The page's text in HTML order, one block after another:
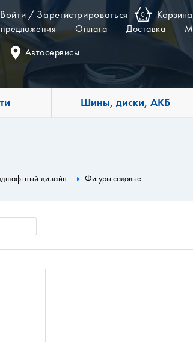
Войти / Зарегистрироваться 0 Корзина
Оплата Доставка
Автосервисы
Шины, диски, АКБ
дизайн Фигуры садовые